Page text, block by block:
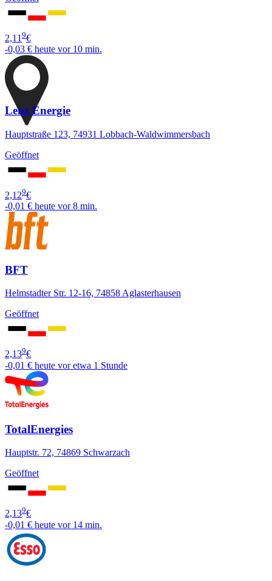
2,11 9€
-0,03 € heute vor 10 min.
Lenz Energie
Hauptstraße 123, 74931 Lobbach-Waldwimmersbach
Geöffnet
2,129€
-0,01 € heute vor 8 min.
BFT
Helmstadter Str. 12-16, 74858 Aglasterhausen
Geöffnet
2,139€
-0,01 € heute vor etwa 1 Stunde
TotalEnergies
Hauptstr. 72, 74869 Schwarzach
Geöffnet
2,139€
-0,01 € heute vor 14 min.